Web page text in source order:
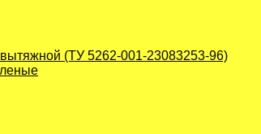
(ТУ 5262-001-23083253-96)